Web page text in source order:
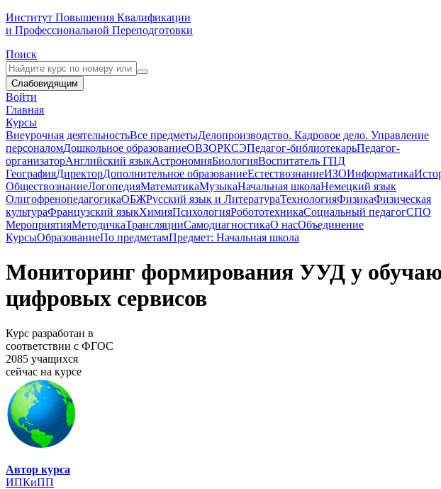
Институт Повышения Квалификации
и Профессиональной Переподготовки
Поиск
Слабовидящим
Войти
Главная
Курсы
Внеурочная деятельностьВсе предметыДелопроизводство. Кадровое дело. Управление
персоналомДошкольное образованиеОВЗОРКСЭПедагог-библиотекарьПедагог-
организаторАнглийский языкАстрономияБиологияВоспитатель ГПД
ГеографияДиректорДополнительное образованиеЕстествознаниеИЗОИнформатика
ОбществознаниеЛогопедияМатематикаМузыкаНачальная школаНемецкий язык
ОлигофренопедагогикаОБЖРусский язык и ЛитератураТехнологияФизикаФизическая
культураФранцузский языкХимияПсихологияРобототехникаСоциальный педагогСПО
МероприятияМетодичкаТрансляцииСамодиагностикаО насОбъединение
КурсыОбразованиеПо предметамПредмет: Начальная школа
Мониторинг формирования УУД у
цифровых сервисов
Курс разработан в
соответствии с ФГОС
2085 учащихся
сейчас на курсе
Автор курса
ИПКиПП